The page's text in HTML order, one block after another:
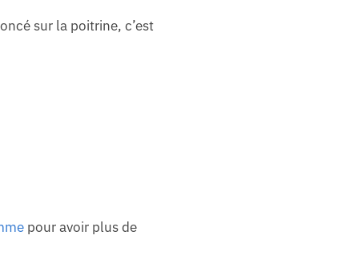
sur la poitrine, c’est
pour avoir plus de